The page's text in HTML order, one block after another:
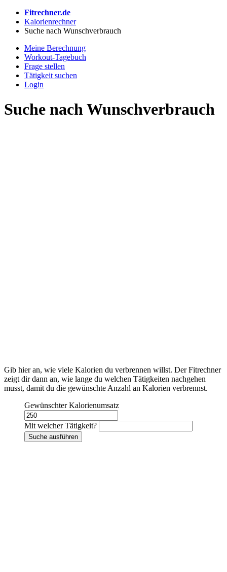
Fitrechner.de
Kalorienrechner
Suche nach Wunschverbrauch
Meine Berechnung
Workout-Tagebuch
Frage stellen
Tätigkeit suchen
Login
Suche nach Wunschverbrauch
Gib hier an, wie viele Kalorien du verbrennen willst. Der Fitrechner
zeigt dir dann an, wie lange du welchen Tätigkeiten nachgehen
musst, damit du die gewünschte Anzahl an Kalorien verbrennst.
Gewünschter Kalorienumsatz
Mit welcher Tätigkeit?
Suche ausführen